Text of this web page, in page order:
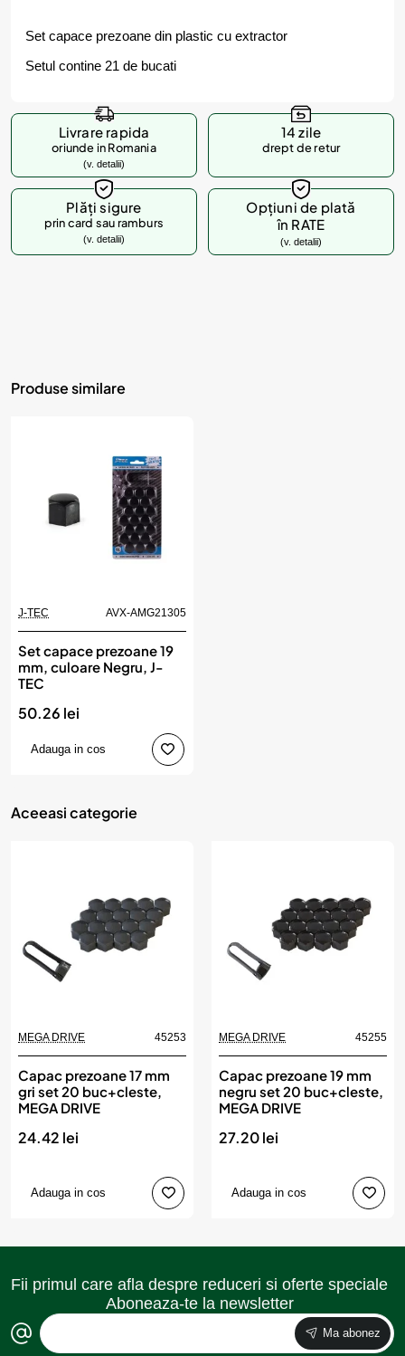
Set capace prezoane din plastic cu extractor
Setul contine 21 de bucati
Livrare rapida
oriunde in Romania
(v. detalii)
14 zile
drept de retur
Plăți sigure
prin card sau ramburs
(v. detalii)
Opțiuni de plată
în RATE
(v. detalii)
Produse similare
J-TEC AVX-AMG21305
Set capace prezoane 19
mm, culoare Negru, J-
TEC
50.26 lei
Adauga in cos
Aceeasi categorie
MEGA DRIVE 45253
Capac prezoane 17 mm
gri set 20 buc+cleste,
MEGA DRIVE
24.42 lei
Adauga in cos
MEGA DRIVE 45255
Capac prezoane 19 mm
negru set 20 buc+cleste,
MEGA DRIVE
27.20 lei
Adauga in cos
Fii primul care afla despre reduceri si oferte speciale
Aboneaza-te la newsletter
Ma abonez